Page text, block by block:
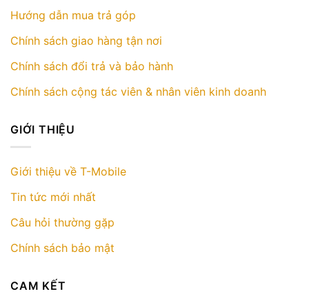
Hướng dẫn mua trả góp
Chính sách giao hàng tận nơi
Chính sách đổi trả và bảo hành
Chính sách cộng tác viên & nhân viên kinh doanh
GIỚI THIỆU
Giới thiệu về T-Mobile
Tin tức mới nhất
Câu hỏi thường gặp
Chính sách bảo mật
CAM KẾT